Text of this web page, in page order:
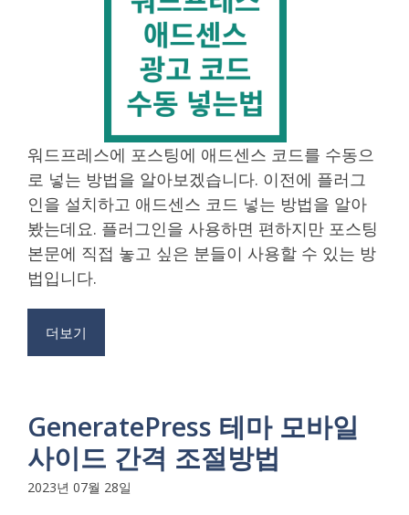
워드프레스에 포스팅에 애드센스 코드를 수동으
로 넣는 방법을 알아보겠습니다. 이전에 플러그
인을 설치하고 애드센스 코드 넣는 방법을 알아
봤는데요. 플러그인을 사용하면 편하지만 포스팅
본문에 직접 놓고 싶은 분들이 사용할 수 있는 방
법입니다.
더보기
GeneratePress 테마 모바일
사이드 간격 조절방법
2023년 07월 28일